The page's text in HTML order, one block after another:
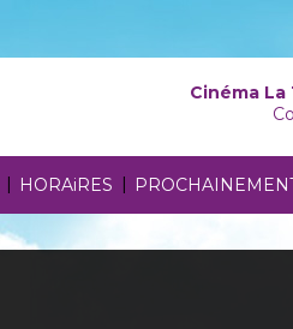
| HORAiRES |
Cinéma